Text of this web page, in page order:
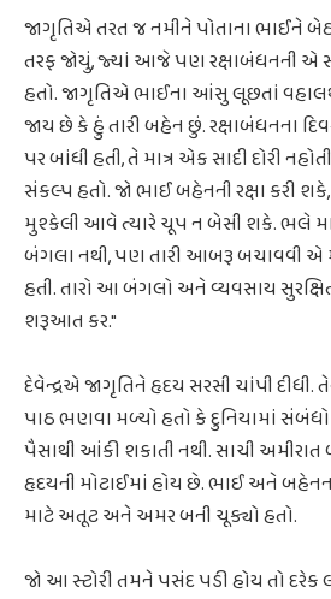
જાગૃતિએ તરત જ નમીને પોતાના ભાઈને બેઠો
તરફ જોયું, જ્યાં આજે પણ રક્ષાબંધનની એ
હતો. જાગૃતિએ ભાઈના આંસુ લૂછતાં
જાય છે કે હું તારી બહેન છું. રક્ષાબંધનના
પર બાંધી હતી, તે માત્ર એક સાદી દોરી
સંકલ્પ હતો. જો ભાઈ બહેનની રક્ષા કરી
મુશ્કેલી આવે ત્યારે ચૂપ ન બેસી શકે. ભલે
બંગલા નથી, પણ તારી આબરૂ બચાવવી એ
હતી. તારો આ બંગલો અને વ્યવસાય
શરૂઆત કર."
દેવેન્દ્રએ જાગૃતિને હૃદય સરસી ચાંપી
પાઠ ભણવા મળ્યો હતો કે દુનિયામાં
પૈસાથી આંકી શકાતી નથી. સાચી
હૃદયની મોટાઈમાં હોય છે. ભાઈ અને
માટે અતૂટ અને અમર બની ચૂક્યો હતો.
જો આ સ્ટોરી તમને પસંદ પડી હોય તો દરેક